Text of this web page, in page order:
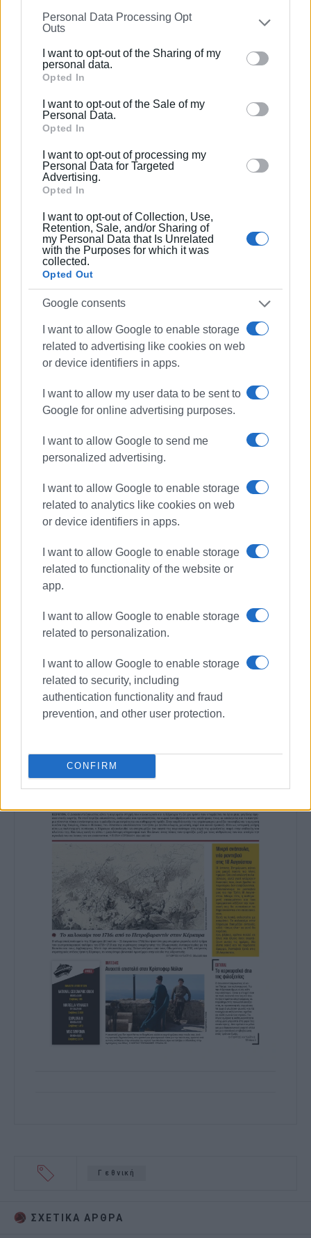
on theIAB’s List of Downstream Participants
that may
further disclose it to other third parties.
Please note that this website/app uses one or more
Google services and may gather and store information
behaviour. You may click to grant or deny consent to
Google and its third-party tags to use your data for
section.
Personal Data Processing Opt
Outs
I want to opt-out of the Sharing of my
personal data.
Opted In
I want to opt-out of the Sale of my
Personal Data.
Opted In
I want to opt-out of processing my
Personal Data for Targeted
Advertising.
Opted In
I want to opt-out of Collection, Use,
Retention, Sale, and/or Sharing of
my Personal Data that Is Unrelated
with the Purposes for which it was
collected.
Opted Out
Google consents
I want to allow Google to enable storage
related to advertising like cookies on web
or device identifiers in apps.
I want to allow my user data to be sent to
Google for online advertising purposes.
I want to allow Google to send me
personalized advertising.
I want to allow Google to enable storage
related to analytics like cookies on web
or device identifiers in apps.
I want to allow Google to enable storage
related to functionality of the website or
app.
I want to allow Google to enable storage
related to personalization.
I want to allow Google to enable storage
related to security, including
authentication functionality and fraud
prevention, and other user protection.
CONFIRM
ΦΕ Κοζάνη 8-13 9
Αστέρας Πετριτή 10-26 7
Ατρόμητος Παλαμά 4-15 5
Σβορώνος 7-19 5
Ερμής Αμυνταίου 4-25 1
Από το ματς της Τρίτης (19/11) Αμβρακικός -
του Αστέρα Ν. Κρητικό ΦΩΤΟ@GOSPORTS
Εμφανίσεις: 86
Πτυχιούχος Οικονομικών του Πανεπιστημίου
Πειραιά. Συνεργάστηκε στο ξεκίνημα με την
αρχές του ΄92 και για 25 χρόνια στο «Κερκυραϊκό
Βήμα». Από το 1994 εκδότης - διευθυντής στα
«Κερκυραϊκά Σπορ» και από το 2000 και για 15
εργάζεται στην «ΕΝΗΜΕΡΩΣΗ», ενώ
συνεργάστηκε με την τηλεόραση του Corfu
Channel (στα πρώτα χρόνια λειτουργίας του) και
Facebook
Συνδρομητές στο e-paper
Γ εθνική
ΣΧΕΤΙΚA AΡΘΡΑ